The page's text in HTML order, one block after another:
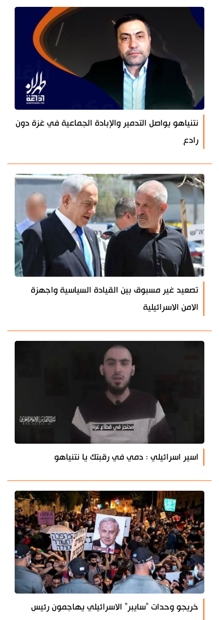
نتنياهو يواصل التدمير والإبادة الجماعية في غزة دون
رادع
تصعيد غير مسبوق بين القيادة السياسية واجهزة
الامن الاسرائيلية
اسير اسرائيلي : دمي في رقبتك يا نتنياهو
خريجو وحدات "سايبر" الاسرائيلي يهاجمون رئيس